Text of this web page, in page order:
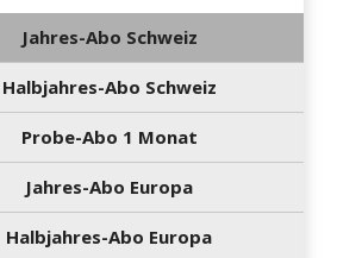
Jahres-Abo Schweiz
Halbjahres-Abo Schweiz
Probe-Abo 1 Monat
Jahres-Abo Europa
Halbjahres-Abo Europa